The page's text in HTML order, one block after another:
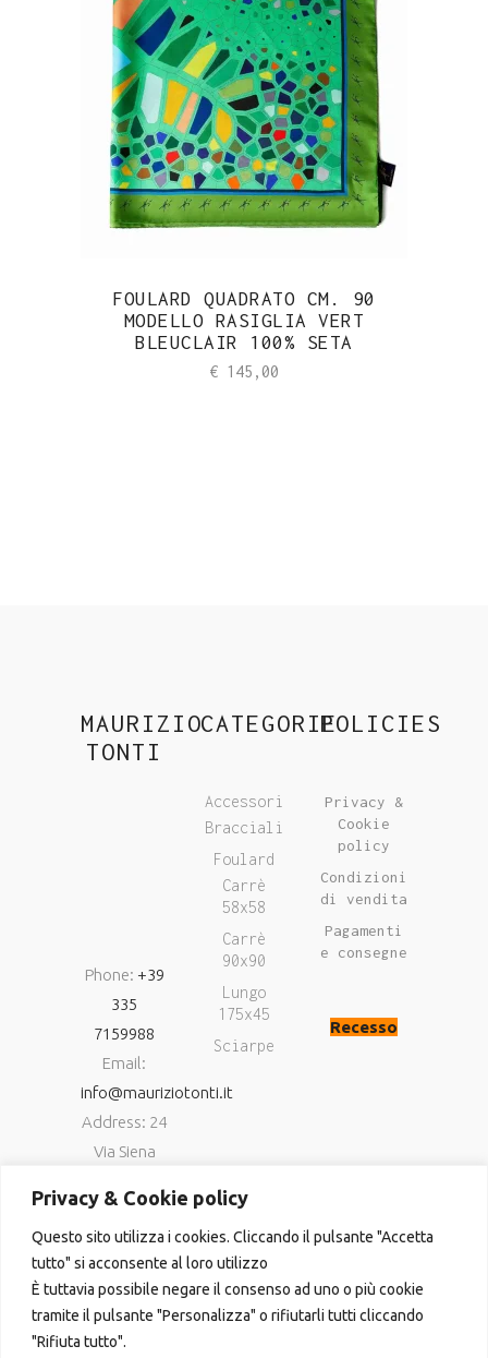
Privacy & Cookie policy
Questo sito utilizza i cookies. Cliccando il pulsante "Accetta
tutto" si acconsente al loro utilizzo
È tuttavia possibile negare il consenso ad uno o più cookie
tramite il pulsante "Personalizza" o rifiutarli tutti cliccando
"Rifiuta tutto".
FOULARD QUADRATO CM. 90
MODELLO RASIGLIA VERT
BLEUCLAIR 100% SETA
€ 145,00
MAURIZIO
TONTI
Phone: +39
335
7159988
Email:
info@mauriziotonti.it
Address: 24
Via Siena
Foligno (Pg)
P.IVA
03800870549
CATEGORIE
Accessori
Bracciali
Foulard
Carrè
58x58
Carrè
90x90
Lungo
175x45
Sciarpe
POLICIES
Privacy &
Cookie
policy
Condizioni
di vendita
Pagamenti
e consegne
Recesso